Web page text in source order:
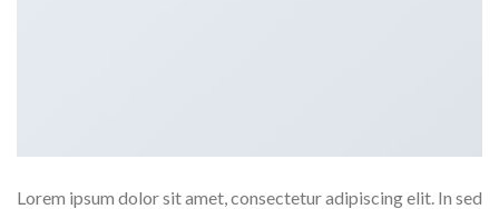
Lorem ipsum dolor sit amet, consectetur adipiscing elit. In sed